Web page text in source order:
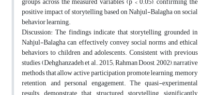
positive impact of storytelling based on Nahjul-Balagha on social
behavior learning.
Discussion: The findings indicate that storytelling grounded in
Nahjul-Balagha can effectively convey social norms and ethical
behaviors to children and adolescents. Consistent with previous
studies (Dehghanzadeh et al., 2015; Rahman Doost, 2002), narrative
methods that allow active participation promote learning, memory
retention, and personal engagement. The quasi-experimental